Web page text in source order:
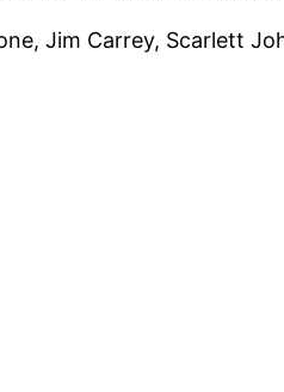
Jim Carrey, Scarlett